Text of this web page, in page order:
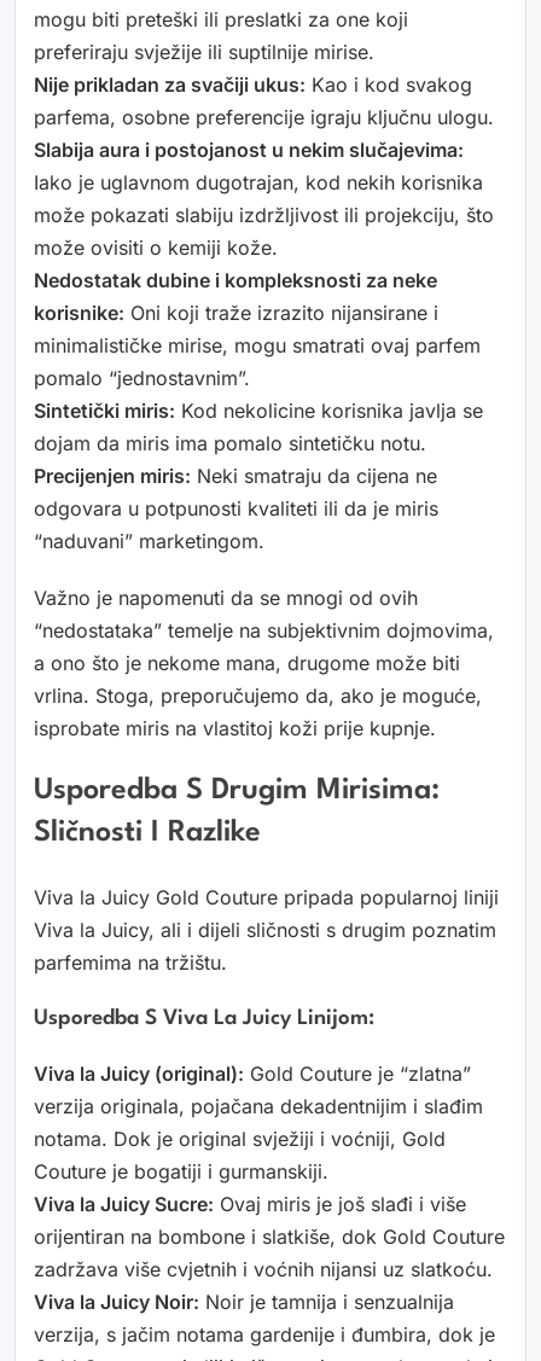
mogu biti preteški ili preslatki za one koji
preferiraju svježije ili suptilnije mirise.
Nije prikladan za svačiji ukus: Kao i kod svakog
parfema, osobne preferencije igraju ključnu ulogu.
Slabija aura i postojanost u nekim slučajevima:
Iako je uglavnom dugotrajan, kod nekih korisnika
može pokazati slabiju izdržljivost ili projekciju, što
može ovisiti o kemiji kože.
Nedostatak dubine i kompleksnosti za neke
korisnike: Oni koji traže izrazito nijansirane i
minimalističke mirise, mogu smatrati ovaj parfem
pomalo “jednostavnim”.
Sintetički miris: Kod nekolicine korisnika javlja se
dojam da miris ima pomalo sintetičku notu.
Precijenjen miris: Neki smatraju da cijena ne
odgovara u potpunosti kvaliteti ili da je miris
“naduvani” marketingom.
Važno je napomenuti da se mnogi od ovih
“nedostataka” temelje na subjektivnim dojmovima,
a ono što je nekome mana, drugome može biti
vrlina. Stoga, preporučujemo da, ako je moguće,
isprobate miris na vlastitoj koži prije kupnje.
Usporedba S Drugim Mirisima:
Sličnosti I Razlike
Viva la Juicy Gold Couture pripada popularnoj liniji
Viva la Juicy, ali i dijeli sličnosti s drugim poznatim
parfemima na tržištu.
Usporedba S Viva La Juicy Linijom:
Viva la Juicy (original): Gold Couture je “zlatna”
verzija originala, pojačana dekadentnijim i slađim
notama. Dok je original svježiji i voćniji, Gold
Couture je bogatiji i gurmanskiji.
Viva la Juicy Sucre: Ovaj miris je još slađi i više
orijentiran na bombone i slatkiše, dok Gold Couture
zadržava više cvjetnih i voćnih nijansi uz slatkoću.
Viva la Juicy Noir: Noir je tamnija i senzualnija
verzija, s jačim notama gardenije i đumbira, dok je